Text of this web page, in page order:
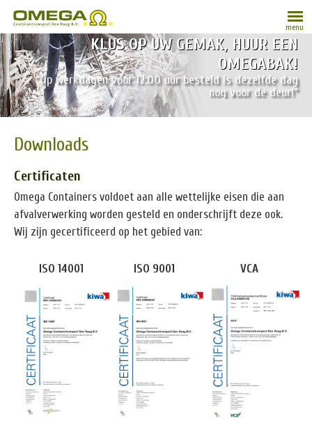
menu
KLUS OP UW GEMAK, HUUR EEN
OMEGABAK!
“Op werkdagen vóór 12:00 uur besteld is dezelfde dag
nog voor de deur!”
Downloads
Certificaten
Omega Containers voldoet aan alle wettelijke eisen die aan
afvalverwerking worden gesteld en onderschrijft deze ook.
Wij zijn gecertificeerd op het gebied van:
ISO 14001 ISO 9001 VCA